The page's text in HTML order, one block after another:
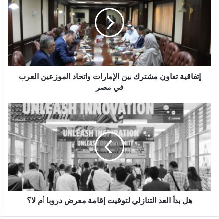
ينتج هذا الوحش الرقمي منتجات مطبوعة بسرعة 120 صفحة من
نوع A 4 في الدقيقة وهو متوافق مع جميع أوزان الورق من 52 إلى
400 جم/ م 2. ويصل حجم الإنتاج الموصى به إلى 475000 صفحة
شَهْرِيًّا. وعلى الرغم من أن الطابعات الأخرى تحتوي على برنامج RIP
الذي ينتج بنفس المستوى فإن خط إمداد الصورة الذي يغذي البيانات
إلى محرك طابعة إيريديس فريد من نوعه. حيث إنه يقدم معلومات
الموزعين
العرب
في
مصرإتفاقية تعاون مشترك بين الإمارات واتحاد الموزعين العرب
في مصر
هل
بدأ
العد
التنازلي
لتوقيت
إقامة
معرض
دروبا
أم
هل بدأ العد التنازلي لتوقيت إقامة معرض دروبا أم لا؟